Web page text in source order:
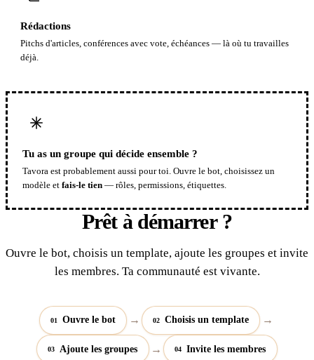
Rédactions
Pitchs d'articles, conférences avec vote, échéances — là où tu travailles
déjà.
Tu as un groupe qui décide ensemble ?
Tavora est probablement aussi pour toi. Ouvre le bot, choisissez un
modèle et fais-le tien— rôles, permissions, étiquettes.
Prêt à démarrer ?
Ouvre le bot, choisis un template, ajoute les groupes et invite
les membres. Ta communauté est vivante.
01 Ouvre le bot → 02 Choisis un template →
03 Ajoute les groupes → 04 Invite les membres